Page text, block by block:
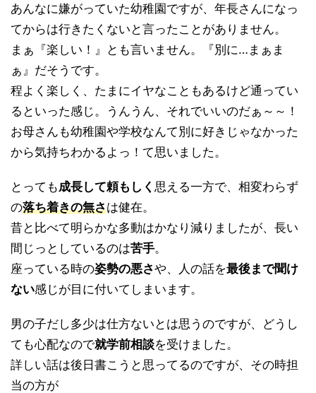
あんなに嫌がっていた幼稚園ですが、年長さんになっ
てからは行きたくないと言ったことがありません。
まぁ『楽しい！』とも言いません。『別に…まぁま
ぁ』だそうです。
程よく楽しく、たまにイヤなこともあるけど通ってい
るといった感じ。うんうん、それでいいのだぁ～～！
お母さんも幼稚園や学校なんて別に好きじゃなかった
から気持ちわかるよっ！て思いました。
とっても成長して頼もしく 思える一方で、相変わらず
の落ち着きの無さは健在。
昔と比べて明らかな多動はかなり減りましたが、長い
間じっとしているのは苦手。
座っている時の姿勢の悪さや、人の話を最後まで聞け
ない感じが目に付いてしまいます。
男の子だし多少は仕方ないとは思うのですが、どうし
ても心配なので就学前相談を受けました。
詳しい話は後日書こうと思ってるのですが、その時担
当の方が